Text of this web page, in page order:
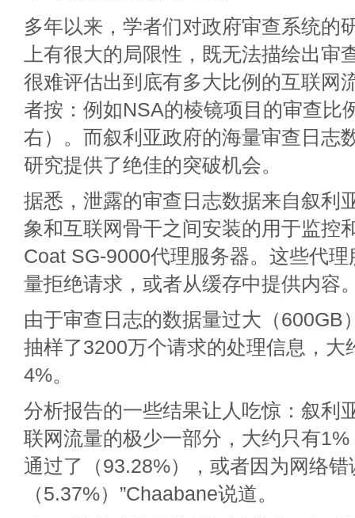
多年以来，学者们对政府审查系统的
上有很大的局限性，既无法描绘出审
很难评估出到底有多大比例的互联网
者按：例如NSA的棱镜项目的审查比
右）。而叙利亚政府的海量审查日志
研究提供了绝佳的突破机会。
据悉，泄露的审查日志数据来自叙利
象和互联网骨干之间安装的用于监控
Coat SG-9000代理服务器。这些代
量拒绝请求，或者从缓存中提供内容
由于审查日志的数据量过大（600GB
抽样了3200万个请求的处理信息，大
4%。
分析报告的一些结果让人吃惊：叙利
联网流量的极少一部分，大约只有1%
通过了（93.28%），或者因为网络错
（5.37%）”Chaabane说道。